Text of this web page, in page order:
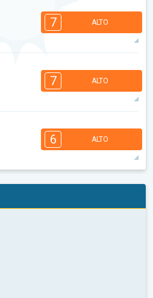
14:00
4
06:59 21:15 34°max
7 ALTO
14:00
4
07:00 21:13 37°max
7 ALTO
14:00
4
07:02 21:12 39°max
6 ALTO
3